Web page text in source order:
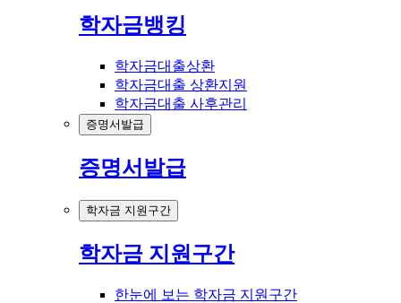
학자금뱅킹
학자금대출상환
학자금대출 상환지원
학자금대출 사후관리
증명서발급
증명서발급
학자금 지원구간
학자금 지원구간
한눈에 보는 학자금 지원구간